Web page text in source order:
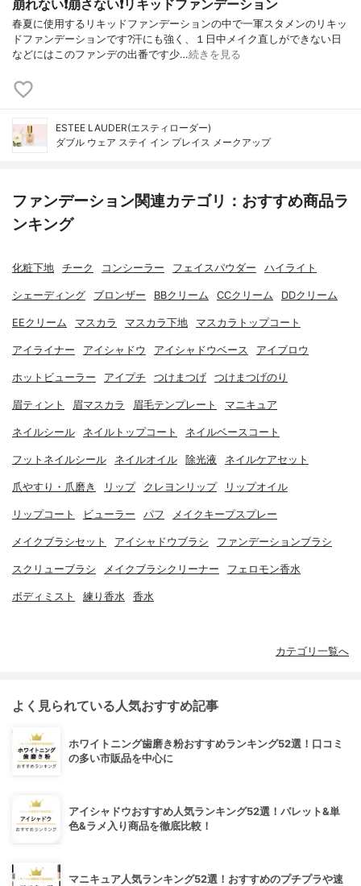
崩れない❗️崩さない❗️リキッドファンデーション
春夏に使用するリキッドファンデーションの中で一軍スタメンのリキッ
ドファンデーションです?汗にも強く、１日中メイク直しができない日
などにはこのファンデの出番です少…続きを見る
ESTEE LAUDER(エスティローダー)
ダブル ウェア ステイ イン プレイス メークアップ
ファンデーション関連カテゴリ：おすすめ商品ラ
ンキング
化粧下地 チーク コンシーラー フェイスパウダー ハイライト
シェーディング ブロンザー BBクリーム CCクリーム DDクリーム
EEクリーム マスカラ マスカラ下地 マスカラトップコート
アイライナー アイシャドウ アイシャドウベース アイブロウ
ホットビューラー アイプチ つけまつげ つけまつげのり
眉ティント 眉マスカラ 眉毛テンプレート マニキュア
ネイルシール ネイルトップコート ネイルベースコート
フットネイルシール ネイルオイル 除光液 ネイルケアセット
爪やすり・爪磨き リップ クレヨンリップ リップオイル
リップコート ビューラー パフ メイクキープスプレー
メイクブラシセット アイシャドウブラシ ファンデーションブラシ
スクリューブラシ メイクブラシクリーナー フェロモン香水
ボディミスト 練り香水 香水
カテゴリ一覧へ
よく見られている人気おすすめ記事
ホワイトニング歯磨き粉おすすめランキング52選！口コミ
の多い市販品を中心に
アイシャドウおすすめ人気ランキング52選！パレット&単
色&ラメ入り商品を徹底比較！
マニキュア人気ランキング52選！おすすめのプチプラや速